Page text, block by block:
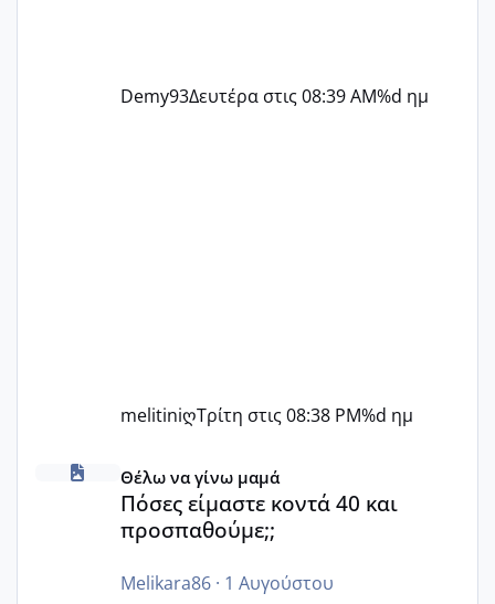
Demy93Δευτέρα στις 08:39 AM%d ημ
melitiniღΤρίτη στις 08:38 PM%d ημ
Πόσες είμαστε κοντά 40 και προσπαθούμε;;
Θέλω να γίνω μαμά
Πόσες είμαστε κοντά 40 και
προσπαθούμε;;
Melikara86· 1 Αυγούστου